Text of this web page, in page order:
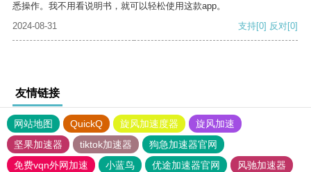
悉操作。我不用看说明书，就可以轻松使用这款app。
2024-08-31
支持[0] 反对[0]
友情链接
网站地图 QuickQ 旋风加速度器
旋风加速
坚果加速器
tiktok加速器
狗急加速器官网
免费vqn外网加速
小蓝鸟 优途加速器官网 风驰加速器